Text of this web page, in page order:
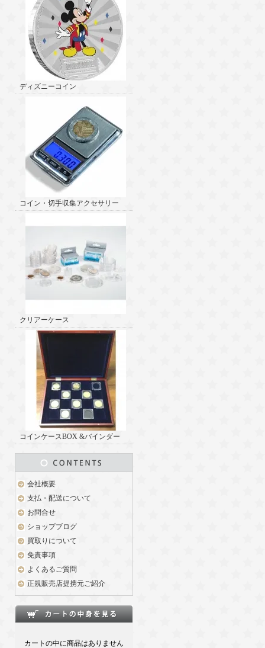
ディズニーコイン
コイン・切手収集アクセサリー
クリアーケース
コインケースBOX &バインダー
会社概要
支払・配送について
お問合せ
ショップブログ
買取りについて
免責事項
よくあるご質問
正規販売店提携元ご紹介
カートの中に商品はありません